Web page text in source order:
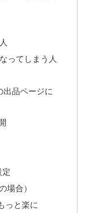
ってしまう人
品ページに
場合）
っと楽に